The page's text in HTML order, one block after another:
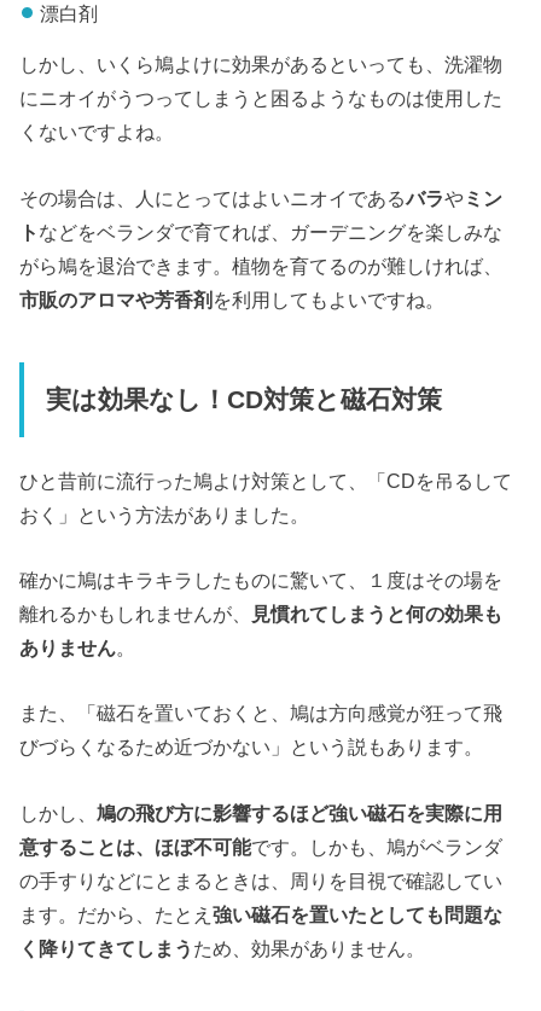
漂白剤
しかし、いくら鳩よけに効果があるといっても、洗濯物
にニオイがうつってしまうと困るようなものは使用した
くないですよね。
その場合は、人にとってはよいニオイであるバラやミン
ト などをベランダで育てれば、ガーデニングを楽しみな
がら鳩を退治できます。植物を育てるのが難しければ、
市販のアロマや芳香剤 を利用してもよいですね。
実は効果なし！CD対策と磁石対策
ひと昔前に流行った鳩よけ対策として、「CDを吊るして
おく」という方法がありました。
確かに鳩はキラキラしたものに驚いて、１度はその場を
離れるかもしれませんが、
見慣れてしまうと何の効果も
ありません。
また、「磁石を置いておくと、鳩は方向感覚が狂って飛
びづらくなるため近づかない」という説もあります。
しかし、鳩の飛び方に影響するほど強い磁石を実際に用
意することは、ほぼ不可能です。しかも、鳩がベランダ
の手すりなどにとまるときは、周りを目視で確認してい
ます。だから、たとえ強い磁石を置いたとしても問題な
く降りてきてしまう ため、効果がありません。